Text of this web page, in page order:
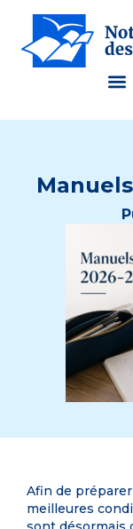
Afin de
meilleures